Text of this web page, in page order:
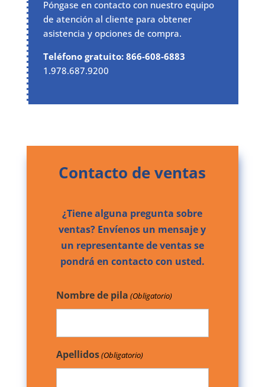
Póngase en contacto con nuestro equipo
de atención al cliente para obtener
asistencia y opciones de compra.
Teléfono gratuito: 866-608-6883
1.978.687.9200
Contacto de ventas
¿Tiene alguna pregunta sobre
ventas? Envíenos un mensaje y
un representante de ventas se
pondrá en contacto con usted.
Nombre de pila (Obligatorio)
Apellidos(Obligatorio)